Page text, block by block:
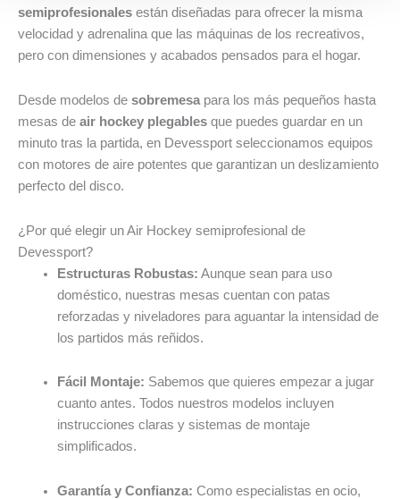
semiprofesionales están diseñadas para ofrecer la misma
velocidad y adrenalina que las máquinas de los recreativos,
pero con dimensiones y acabados pensados para el hogar.
Desde modelos de sobremesa para los más pequeños hasta
mesas de air hockey plegables que puedes guardar en un
minuto tras la partida, en Devessport seleccionamos equipos
con motores de aire potentes que garantizan un deslizamiento
perfecto del disco.
¿Por qué elegir un Air Hockey semiprofesional de
Devessport?
Estructuras Robustas: Aunque sean para uso
doméstico, nuestras mesas cuentan con patas
reforzadas y niveladores para aguantar la intensidad de
los partidos más reñidos.
Fácil Montaje: Sabemos que quieres empezar a jugar
cuanto antes. Todos nuestros modelos incluyen
instrucciones claras y sistemas de montaje
simplificados.
Garantía y Confianza: Como especialistas en ocio,